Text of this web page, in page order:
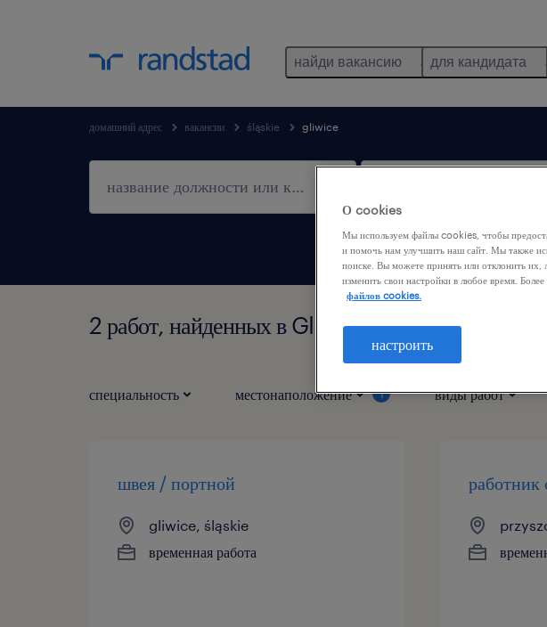
найди вакансию для кандидата
домашний адрес вакансии śląskie gliwice
удалённая работа
2 работ, найденных в Gliwice, Śląskie
специальность местонаположение 1 виды работ
швея / портной
gliwice, śląskie
временная работа
работник
О cookies
Мы используем файлы cookies, чтобы
и помочь нам улучшить наш сайт. Мы также
поиске. Вы можете принять или отклонить
изменить свои настройки в любое время.
файлов cookies.
настроить